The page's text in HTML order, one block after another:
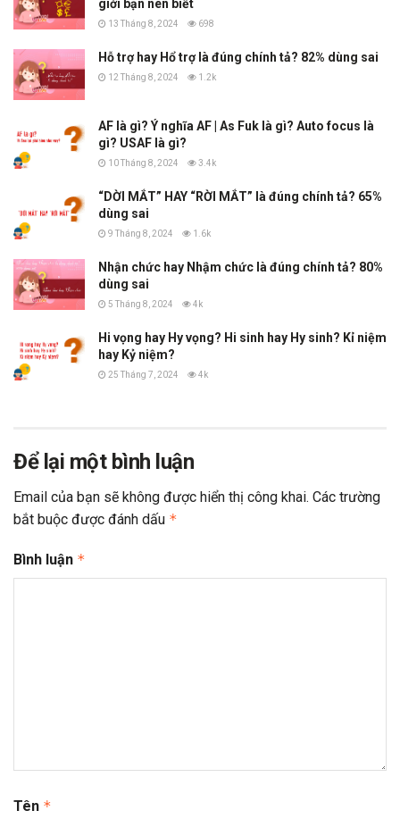
giới bạn nên biết
13 Tháng 8, 2024 698
Hỗ trợ hay Hổ trợ là đúng chính tả? 82% dùng sai
12 Tháng 8, 2024 1.2k
AF là gì? Ý nghĩa AF | As Fuk là gì? Auto focus là
gì? USAF là gì?
10 Tháng 8, 2024 3.4k
“DỜI MẮT” HAY “RỜI MẮT” là đúng chính tả? 65%
dùng sai
9 Tháng 8, 2024 1.6k
Nhận chức hay Nhậm chức là đúng chính tả? 80%
dùng sai
5 Tháng 8, 2024 4k
Hi vọng hay Hy vọng? Hi sinh hay Hy sinh? Kỉ niệm
hay Kỷ niệm?
25 Tháng 7, 2024 4k
Để lại một bình luận
Email của bạn sẽ không được hiển thị công khai. Các trường
bắt buộc được đánh dấu *
Bình luận *
Tên *